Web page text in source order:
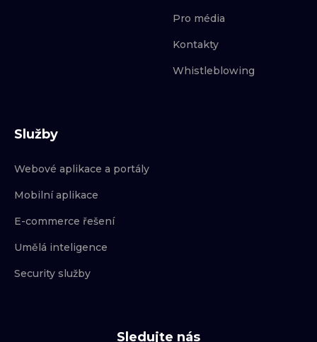
Služby
Webové aplikace a portály
Mobilní aplikace
E-commerce řešení
Umělá inteligence
Security služby
Pro média
Kontakty
Whistleblowing
Sledujte nás